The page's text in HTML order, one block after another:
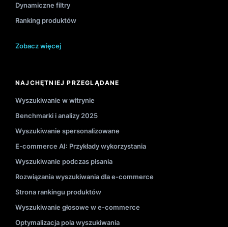
Dynamiczne filtry
Ranking produktów
Zobacz więcej
NAJCHĘTNIEJ PRZEGLĄDANE
Wyszukiwanie w witrynie
Benchmarki i analizy 2025
Wyszukiwanie spersonalizowane
E-commerce AI: Przykłady wykorzystania
Wyszukiwanie podczas pisania
Rozwiązania wyszukiwania dla e-commerce
Strona rankingu produktów
Wyszukiwanie głosowe w e-commerce
Optymalizacja pola wyszukiwania